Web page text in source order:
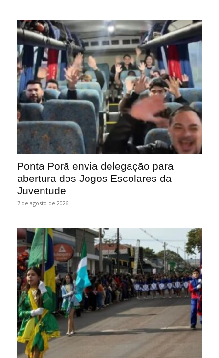
Ponta Porã envia delegação para
abertura dos Jogos Escolares da
Juventude
7 de agosto de 2026